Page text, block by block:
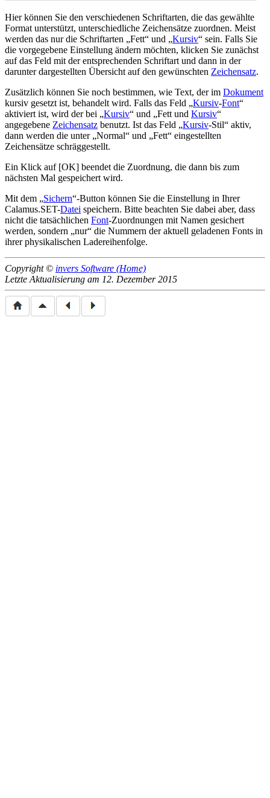
Hier können Sie den verschiedenen Schriftarten, die das gewählte
Format unterstützt, unterschiedliche Zeichensätze zuordnen. Meist
werden das nur die Schriftarten
Fett und Kursiv
sein. Falls Sie
die vorgegebene Einstellung ändern möchten, klicken Sie zunächst
auf das Feld mit der entsprechenden Schriftart und dann in der
darunter dargestellten Übersicht auf den gewünschten Zeichensatz.
Zusätzlich können Sie noch bestimmen, wie Text, der im Dokument
kursiv gesetzt ist, behandelt wird. Falls das Feld
Kursiv-Font
aktiviert ist, wird der bei
Kursiv und Fett und Kursiv
angegebene Zeichensatz benutzt. Ist das Feld Kursiv-Stil
aktiv,
dann werden die unter Normal und Fett
eingestellten
Zeichensätze schräggestellt.
Ein Klick auf [OK] beendet die Zuordnung, die dann bis zum
nächsten Mal gespeichert wird.
Mit dem
Sichern -Button können Sie die Einstellung in Ihrer
Calamus.SET-Datei speichern. Bitte beachten Sie dabei aber, dass
nicht die tatsächlichen Font-Zuordnungen mit Namen gesichert
werden, sondern
nur
die Nummern der aktuell geladenen Fonts in
ihrer physikalischen Ladereihenfolge.
Copyright © invers Software (Home)
Letzte Aktualisierung am 12. Dezember 2015